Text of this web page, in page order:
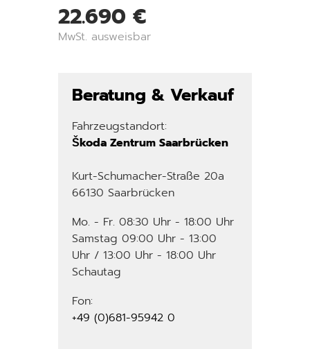
22.690 €
MwSt. ausweisbar
Beratung & Verkauf
Fahrzeugstandort:
Škoda Zentrum Saarbrücken
Kurt-Schumacher-Straße 20a
66130 Saarbrücken
Mo. - Fr. 08:30 Uhr - 18:00 Uhr
Samstag 09:00 Uhr - 13:00
Uhr / 13:00 Uhr - 18:00 Uhr
Schautag
Fon:
+49 (0)681-95942 0